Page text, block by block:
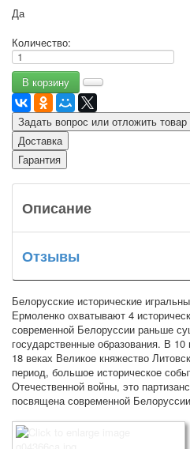
Да
Количество:
Задать вопрос или отложить
Доставка
Гарантия
Описание
Отзывы
Белорусские исторические
Ермоленко охватывают 4
современной Белоруссии раньше
государственные образования. В
18 веках Великое княжество
период, большое историческое
Отечественной войны, это
посвящена современной